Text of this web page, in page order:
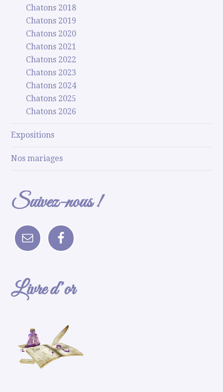
Chatons 2018
Chatons 2019
Chatons 2020
Chatons 2021
Chatons 2022
Chatons 2023
Chatons 2024
Chatons 2025
Chatons 2026
Expositions
Nos mariages
Suivez-nous !
Livre d’or